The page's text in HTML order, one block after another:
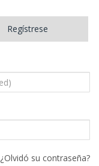
Regístrese
¿Olvidó su contraseña?